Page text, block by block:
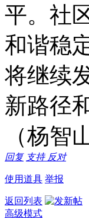
平。社
和谐稳
将继续
新路径
（杨智
回复 支持 反对
使用道具 举报
返回列表
高级模式